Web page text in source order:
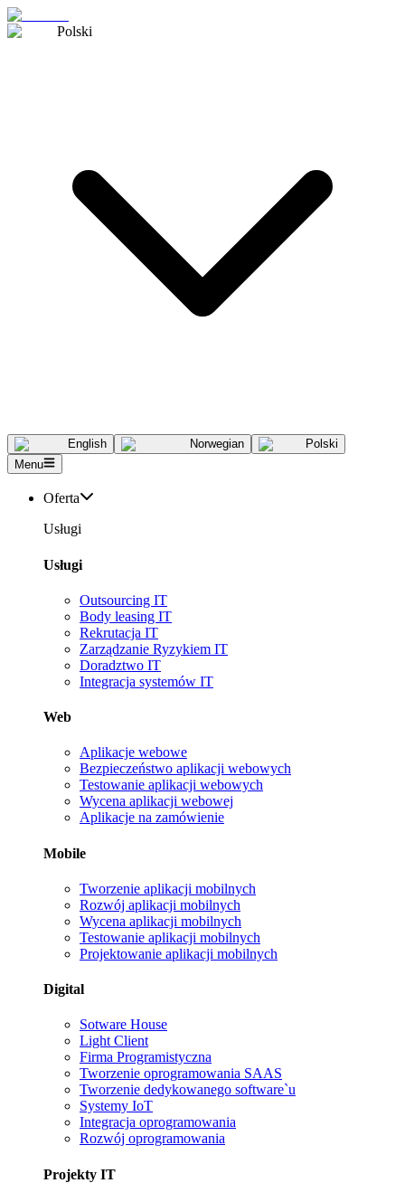
Polski
English Norwegian
Polski
Menu
Oferta
Usługi
Usługi
Outsourcing IT
Body leasing IT
Rekrutacja IT
Zarządzanie Ryzykiem IT
Doradztwo IT
Integracja systemów IT
Web
Aplikacje webowe
Bezpieczeństwo aplikacji webowych
Testowanie aplikacji webowych
Wycena aplikacji webowej
Aplikacje na zamówienie
Mobile
Tworzenie aplikacji mobilnych
Rozwój aplikacji mobilnych
Wycena aplikacji mobilnych
Testowanie aplikacji mobilnych
Projektowanie aplikacji mobilnych
Digital
Sotware House
Light Client
Firma Programistyczna
Tworzenie oprogramowania SAAS
Tworzenie dedykowanego software`u
Systemy IoT
Integracja oprogramowania
Rozwój oprogramowania
Projekty IT